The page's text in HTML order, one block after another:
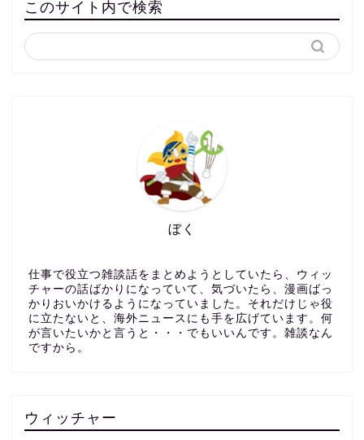
このサイト内で検索
ぼく
仕事で役立つ雑談話をまとめようとしていたら、ウィッ
チャーの話ばかりになっていて、気づいたら、漫画ばっ
かりおいかけるようになっていました。それだけじゃ役
に立たないと、海外ニュースにも手を広げています。何
が言いたいかと言うと・・・でもいいんです。雑談なん
ですから。
ウィッチャー